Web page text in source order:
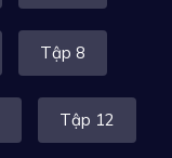
Tập 8
Tập 12